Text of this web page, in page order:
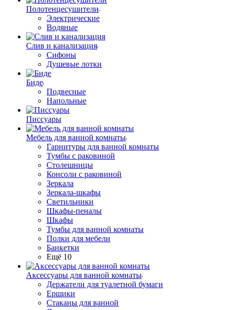
Полотенцесушители
Электрические
Водяные
Слив и канализация
Сифоны
Душевые лотки
Биде
Подвесные
Напольные
Писсуары
Мебель для ванной комнаты
Гарнитуры для ванной комнаты
Тумбы с раковиной
Столешницы
Консоли с раковиной
Зеркала
Зеркала-шкафы
Светильники
Шкафы-пеналы
Шкафы
Тумбы для ванной комнаты
Полки для мебели
Банкетки
Ещё 10
Аксессуары для ванной комнаты
Держатели для туалетной бумаги
Ершики
Стаканы для ванной